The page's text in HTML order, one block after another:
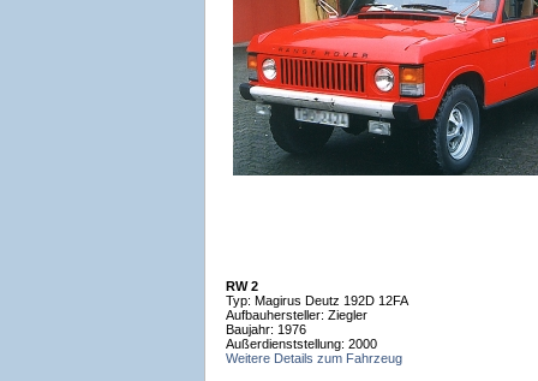
RW 2
Typ: Magirus Deutz 192D 12FA
Aufbauhersteller: Ziegler
Baujahr: 1976
Außerdienststellung: 2000
Weitere Details zum Fahrzeug